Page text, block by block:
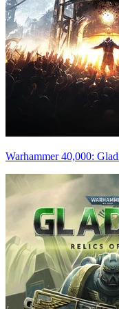
Warhammer 40,000: